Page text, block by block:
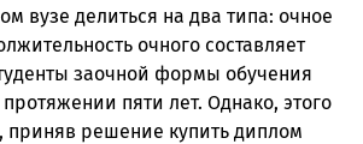
вузе делиться на два типа: очное
очного составляет
заочной формы обучения
протяжении пяти лет. Однако, этого
приняв решение купить диплом